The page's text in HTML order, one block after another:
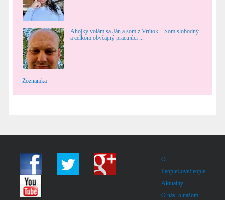
Ahojky volám sa Ján a som z Vrútok... Som slobodný
a celkom obyčajný pracujúci ...
Zoznamka
O
PeopleLovePeople
Aktuality
O nás, o našom